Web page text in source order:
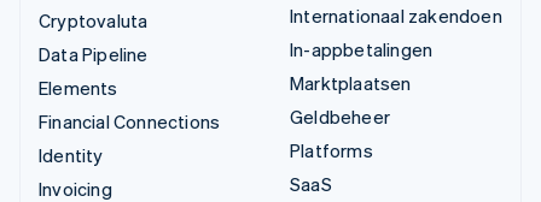
Cryptovaluta
Data Pipeline
Elements
Financial Connections
Identity
Invoicing
Internationaal zakendoen
In-appbetalingen
Marktplaatsen
Geldbeheer
Platforms
SaaS